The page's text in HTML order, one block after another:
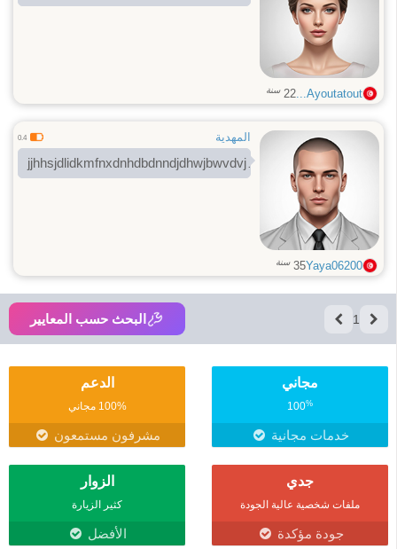
Ayoutatout...
22 سنة
المهدية 0.4
jjhhsjdlidkmfnxdnhdbdnndjdhwjbwvdvjdj
Yaya06200
35 سنة
1 البحث حسب المعايير
مجاني
100%
خدمات مجانية
الدعم
100% مجاني
مشرفون مستمعون
جدي
ملفات شخصية عالية الجودة
جودة مؤكدة
الزوار
كثير الزيارة
الأفضل